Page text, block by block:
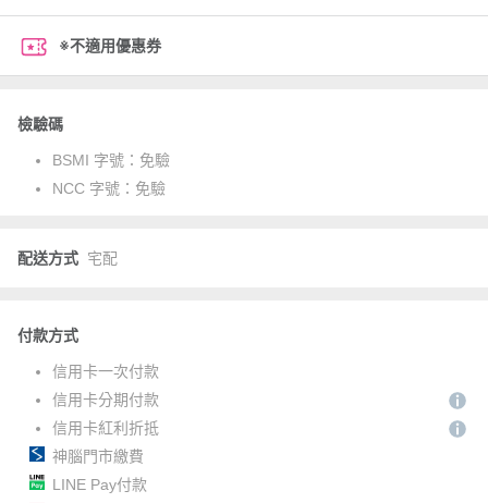
※不適用優惠券
檢驗碼
BSMI 字號： 免驗
NCC 字號： 免驗
配送方式 宅配
付款方式
信用卡一次付款
信用卡分期付款
信用卡紅利折抵
神腦門市繳費
LINE Pay付款